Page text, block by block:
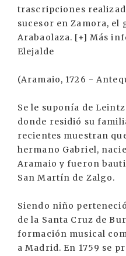
trascripciones
sucesor en Zamora, el
Arabaolaza. [+] Más
Elejalde
(Aramaio, 1726 -
Se le suponía de
donde residió su
recientes muestran
hermano Gabriel,
Aramaio y fueron
San Martín de Zalgo.
Siendo niño
de la Santa Cruz de
formación musical
a Madrid. En 1759 se